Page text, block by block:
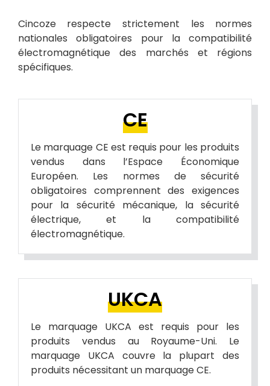
Cincoze respecte strictement les normes
nationales obligatoires pour la compatibilité
électromagnétique des marchés et régions
spécifiques.
CE
Le marquage CE est requis pour les produits
vendus dans l’Espace Économique
Européen. Les normes de sécurité
obligatoires comprennent des exigences
pour la sécurité mécanique, la sécurité
électrique, et la compatibilité
électromagnétique.
UKCA
Le marquage UKCA est requis pour les
produits vendus au Royaume-Uni. Le
marquage UKCA couvre la plupart des
produits nécessitant un marquage CE.